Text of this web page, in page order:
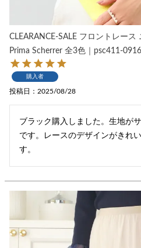
CLEARANCE-SALE フロントレー
Prima Scherrer 全3色｜psc411-0916
購入者
投稿日 2025/08/28
ブラック購入しました。生地が
です。レースのデザインがきれ
す。